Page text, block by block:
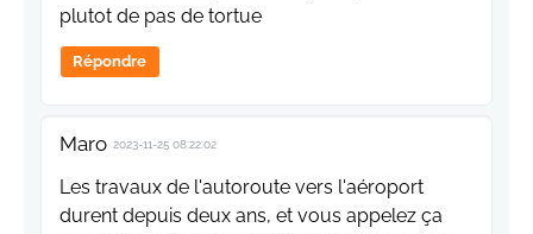
plutot de pas de tortue
Répondre
Maro 2023-11-25 08:22:02
Les travaux de l'autoroute vers l'aéroport
durent depuis deux ans, et vous appelez ça